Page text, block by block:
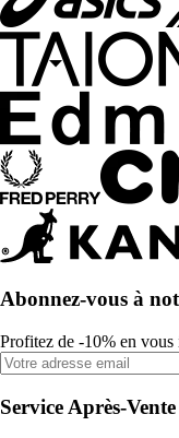
Abonnez-vous à
Profitez de -10% en
Service Après-Vente